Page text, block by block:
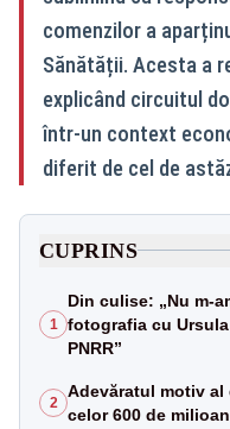
comenzilor a
Sănătății. Acesta a
explicând circuitul
într-un context
diferit de cel de
CUPRINS
1
Din culise: „Nu m-
fotografia cu
PNRR”
2
Adevăratul motiv al
celor 600 de